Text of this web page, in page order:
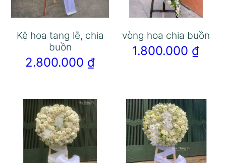
Kệ hoa tang lễ, chia
buồn
2.800.000 ₫
vòng hoa chia buồn
1.800.000 ₫